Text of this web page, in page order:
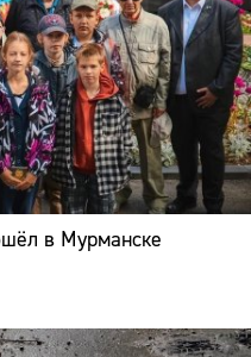
в Мурманске